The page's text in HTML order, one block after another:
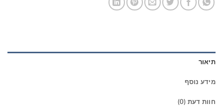
תיאור
מידע נוסף
חוות דעת (0)